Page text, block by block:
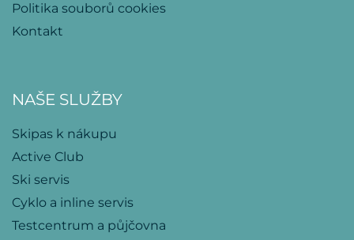
Politika souborů cookies
Kontakt
NAŠE SLUŽBY
Skipas k nákupu
Active Club
Ski servis
Cyklo a inline servis
Testcentrum a půjčovna